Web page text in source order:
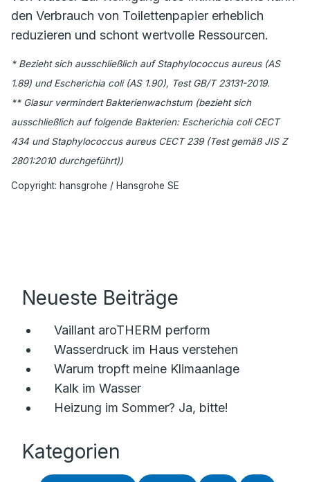
den Verbrauch von Toilettenpapier erheblich
reduzieren und schont wertvolle Ressourcen.
* Bezieht sich ausschließlich auf Staphylococcus aureus (AS
1.89) und Escherichia coli (AS 1.90), Test GB/T 23131-2019.
** Glasur vermindert Bakterienwachstum (bezieht sich
ausschließlich auf folgende Bakterien: Escherichia coli CECT
434 und Staphylococcus aureus CECT 239 (Test gemäß JIS Z
2801:2010 durchgeführt))
Copyright: hansgrohe / Hansgrohe SE
Neueste Beiträge
Vaillant aroTHERM perform
Wasserdruck im Haus verstehen
Warum tropft meine Klimaanlage
Kalk im Wasser
Heizung im Sommer? Ja, bitte!
Kategorien